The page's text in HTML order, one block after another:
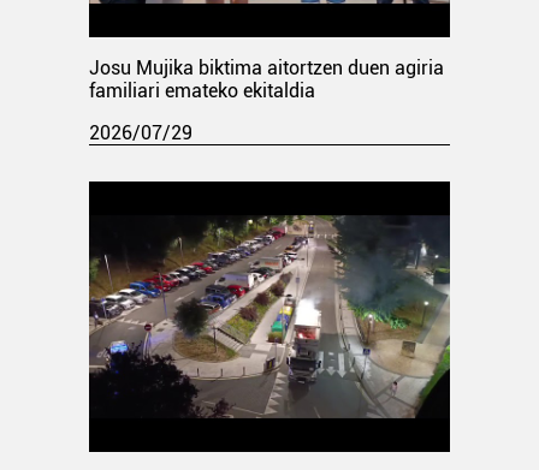
Josu Mujika biktima aitortzen duen agiria
familiari emateko ekitaldia
2026/07/29